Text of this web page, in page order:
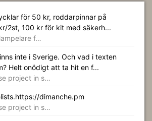
för 50 kr, roddarpinnar på
2st, 100 kr för kit med säkerh...
f…
inte i Sverige. Och vad i texten
Helt onödigt att ta hit en f...
project in s…
dimanche.pm
project in s…